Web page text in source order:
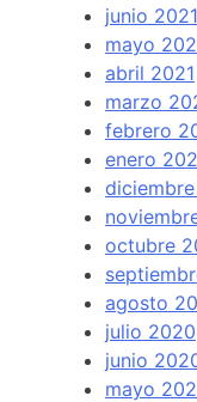
junio 2021
mayo
abril 2021
marzo
febrero
enero
octubre
agosto
julio 2020
junio
mayo